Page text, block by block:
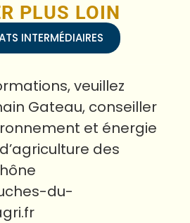
PLUS LOIN
INTERMÉDIAIRES
veuillez
Gateau, conseiller
et énergie
des
du-